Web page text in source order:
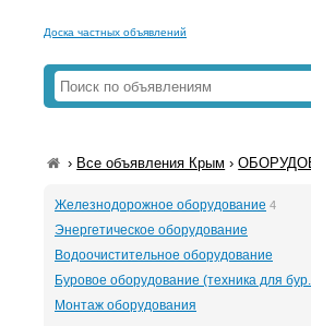
Доска частных объявлений
› Все объявления Крым ›
Железнодорожное оборудование 4
Энергетическое оборудование
Водоочистительное оборудование
Буровое оборудование (техника для
Монтаж оборудования